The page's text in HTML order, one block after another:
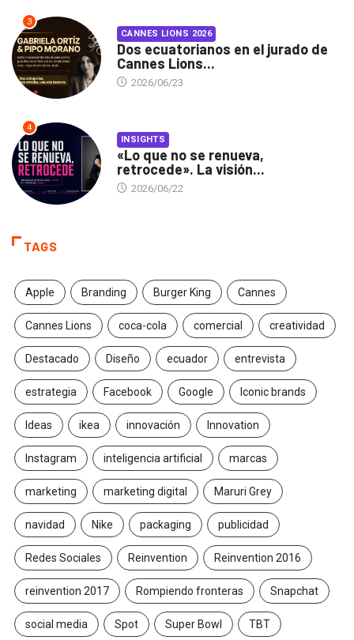
3
CANNES LIONS 2026
Dos ecuatorianos en el jurado de
Cannes Lions...
2026/06/23
4
INSIGHTS
«Lo que no se renueva,
retrocede». La visión...
2026/06/22
TAGS
Apple Branding Burger King Cannes
Cannes Lions coca-cola comercial creatividad
Destacado Diseño ecuador entrevista
estrategia Facebook Google Iconic brands
Ideas ikea innovación Innovation
Instagram inteligencia artificial marcas
marketing marketing digital Maruri Grey
navidad Nike packaging publicidad
Redes Sociales Reinvention Reinvention 2016
reinvention 2017 Rompiendo fronteras Snapchat
social media Spot Super Bowl TBT